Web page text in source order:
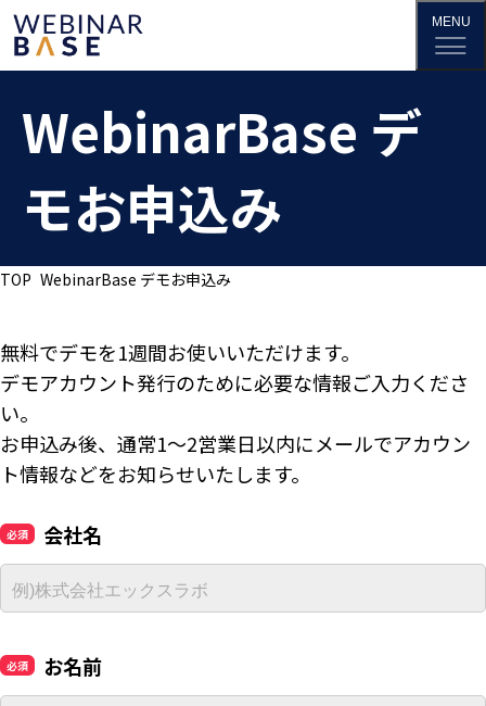
WebinarBase デ
モお申込み
TOP WebinarBase デモお申込み
無料でデモを1週間お使いいただけます。
デモアカウント発行のために必要な情報ご入力くださ
い。
お申込み後、通常1〜2営業日以内にメールでアカウン
ト情報などをお知らせいたします。
会社名
お名前